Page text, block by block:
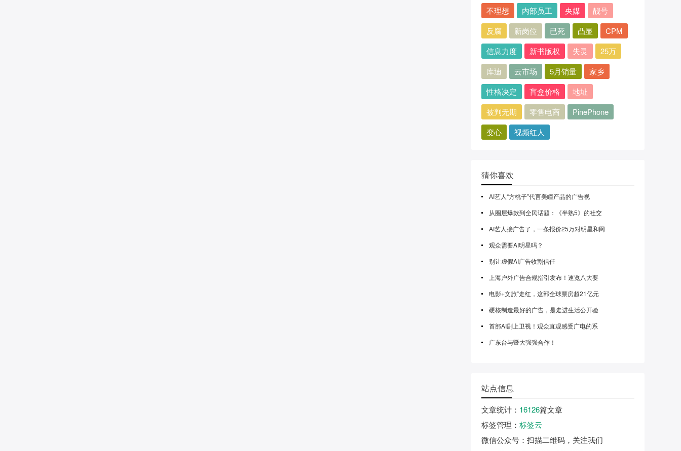
不理想
内部员工 央媒
靓号
反腐
新岗位 已死 凸显
CPM
信息力度
新书版权 失灵
25万
库迪
云市场 5月销量
家乡
性格决定
盲盒价格
地址
被判无期
零售电商
PinePhone
变心
视频红人
猜你喜欢
AI艺人“方桃子”代言美瞳产品的广告视
从圈层爆款到全民话题：《半熟5》的社交
AI艺人接广告了，一条报价25万对明星和网
观众需要AI明星吗？
别让虚假AI广告收割信任
上海户外广告合规指引发布！速览八大要
电影+文旅”走红，这部全球票房超21亿元
硬核制造最好的广告，是走进生活公开验
首部AI剧上卫视！观众直观感受广电的系
广东台与暨大强强合作！
站点信息
文章统计 ： 16126篇文章
标签管理 ： 标签云
微信公众号 ：扫描二维码，关注我们